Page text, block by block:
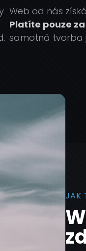
Web od nás
Platíte pouze
samotná tvorba
JAK